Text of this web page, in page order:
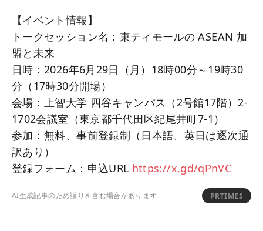
【イベント情報】
トークセッション名：東ティモールの ASEAN 加
盟と未来
日時：2026年6月29日（月）18時00分～19時30
分（17時30分開場）
会場：上智大学 四谷キャンパス（2号館17階）2-
1702会議室（東京都千代田区紀尾井町7-1）
参加：無料、事前登録制（日本語、英日は逐次通
訳あり）
登録フォーム：申込URL https://x.gd/qPnVC
AI生成記事のため誤りを含む場合があります PRTIMES